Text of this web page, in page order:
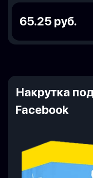
65.25 руб.
Накрутка
Facebook